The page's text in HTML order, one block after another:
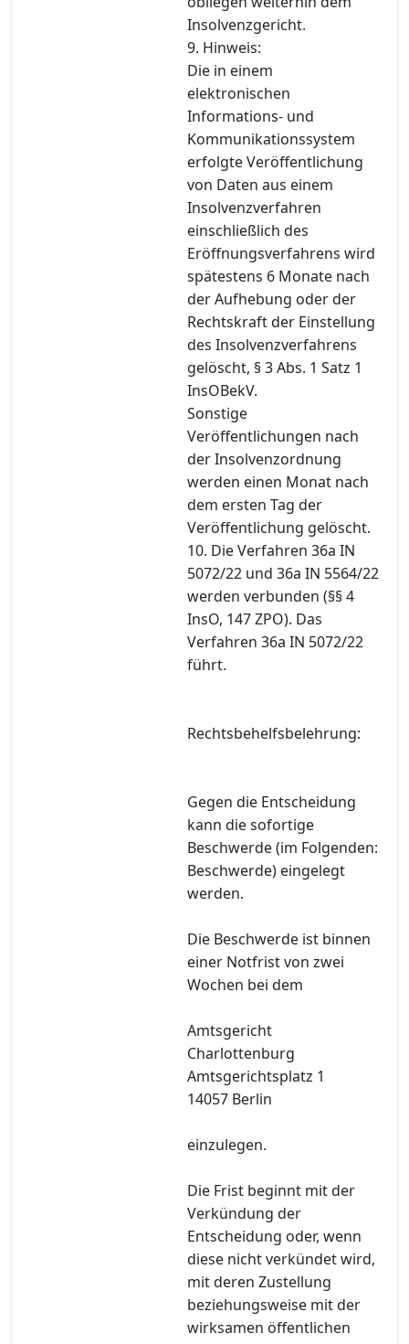
Insolvenzgericht.
9. Hinweis:
Die in einem
elektronischen
Informations- und
Kommunikationssystem
erfolgte Veröffentlichung
von Daten aus einem
Insolvenzverfahren
einschließlich des
Eröffnungsverfahrens wird
spätestens 6 Monate nach
der Aufhebung oder der
Rechtskraft der Einstellung
des Insolvenzverfahrens
gelöscht, § 3 Abs. 1 Satz 1
InsOBekV.
Sonstige
Veröffentlichungen nach
der Insolvenzordnung
werden einen Monat nach
dem ersten Tag der
Veröffentlichung gelöscht.
10. Die Verfahren 36a IN
5072/22 und 36a IN 5564/22
werden verbunden (§§ 4
InsO, 147 ZPO). Das
Verfahren 36a IN 5072/22
führt.
Rechtsbehelfsbelehrung:
Gegen die Entscheidung
kann die sofortige
Beschwerde (im Folgenden:
Beschwerde) eingelegt
werden.
Die Beschwerde ist binnen
einer Notfrist von zwei
Wochen bei dem
Amtsgericht
Charlottenburg
Amtsgerichtsplatz 1
14057 Berlin
einzulegen.
Die Frist beginnt mit der
Verkündung der
Entscheidung oder, wenn
diese nicht verkündet wird,
mit deren Zustellung
beziehungsweise mit der
wirksamen öffentlichen